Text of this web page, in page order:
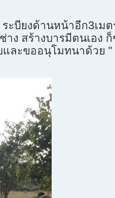
ะบียงด้านหน้าอีก3เมต
ง สร้างบารมีตนเอง ก็
และขออนุโมทนาด้วย "